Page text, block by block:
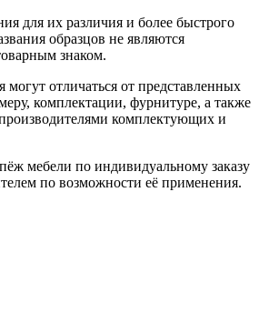
для их различия и более быстрого
образцов не являются
знаком.
могут отличаться от представленных
комплектации, фурнитуре, а также
комплектующих и
мебели по индивидуальному заказу
по возможности её применения.